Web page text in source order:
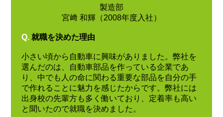
製造部
宮﨑 和輝（2008年度入社）
Q. 就職を決めた理由
小さい頃から自動車に興味がありました。弊社を
選んだのは、自動車部品を作っている企業であ
り、中でも人の命に関わる重要な部品を自分の手
で作れることに魅力を感じたからです。弊社には
出身校の先輩方も多く働いており、定着率も高い
と聞いたので就職を決めました。